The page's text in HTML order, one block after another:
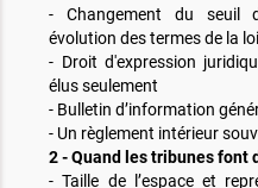
- Changement du seuil
évolution des termes de la loi
- Droit d'expression
élus seulement
- Bulletin d’information
- Un règlement intérieur
2 - Quand les tribunes font
- Taille de l’espace et